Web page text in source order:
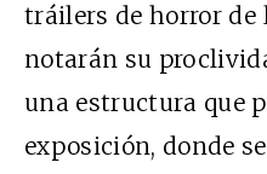
tráilers de horror de
notarán su
una estructura que
exposición, donde